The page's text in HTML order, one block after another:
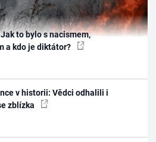
to bylo s nacismem,
a kdo je diktátor?
v historii: Vědci odhalili i
zblízka